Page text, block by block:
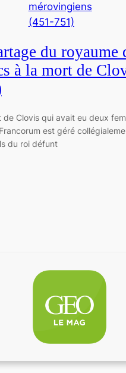
mérovingiens
(451-751)
du royaume
à la mort de
de Clovis qui avait eu deux
est géré
du roi défunt